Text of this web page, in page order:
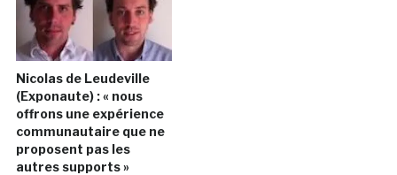
Nicolas de Leudeville
(Exponaute) : « nous
offrons une expérience
communautaire que ne
proposent pas les
autres supports »